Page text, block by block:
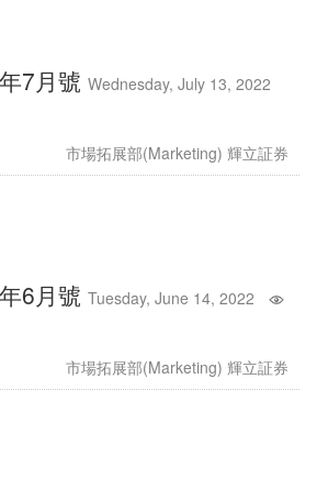
7月號 Wednesday, July 13, 2022
市場拓展部(Marketing) 輝立証券
6月號 Tuesday, June 14, 2022
市場拓展部(Marketing) 輝立証券